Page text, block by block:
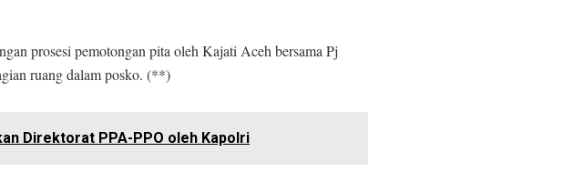
prosesi pemotongan pita oleh Kajati Aceh bersama Pj
ruang dalam posko. (**)
Direktorat PPA-PPO oleh Kapolri